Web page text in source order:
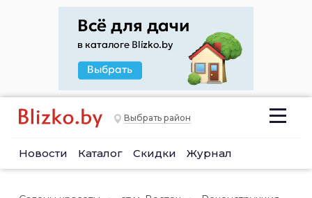
Выбрать район
Новости Каталог Скидки Журнал